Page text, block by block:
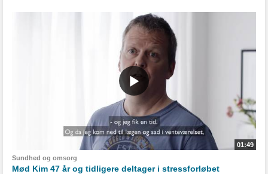
01:49
Sundhed og omsorg
Mød Kim 47 år og tidligere deltager i stressforløbet